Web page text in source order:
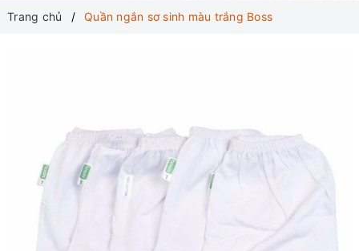
Trang chủ Quần ngắn sơ sinh màu trắng Boss